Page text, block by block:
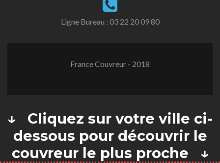
Ligne Bureau : 03 22 20 09 80
France Couvreur - 2018
↓ Cliquez sur votre ville ci-
dessous pour découvrir le
couvreur le plus proche ↓